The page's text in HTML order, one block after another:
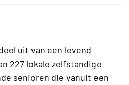
uit van een levend
227 lokale zelfstandige
senioren die vanuit een